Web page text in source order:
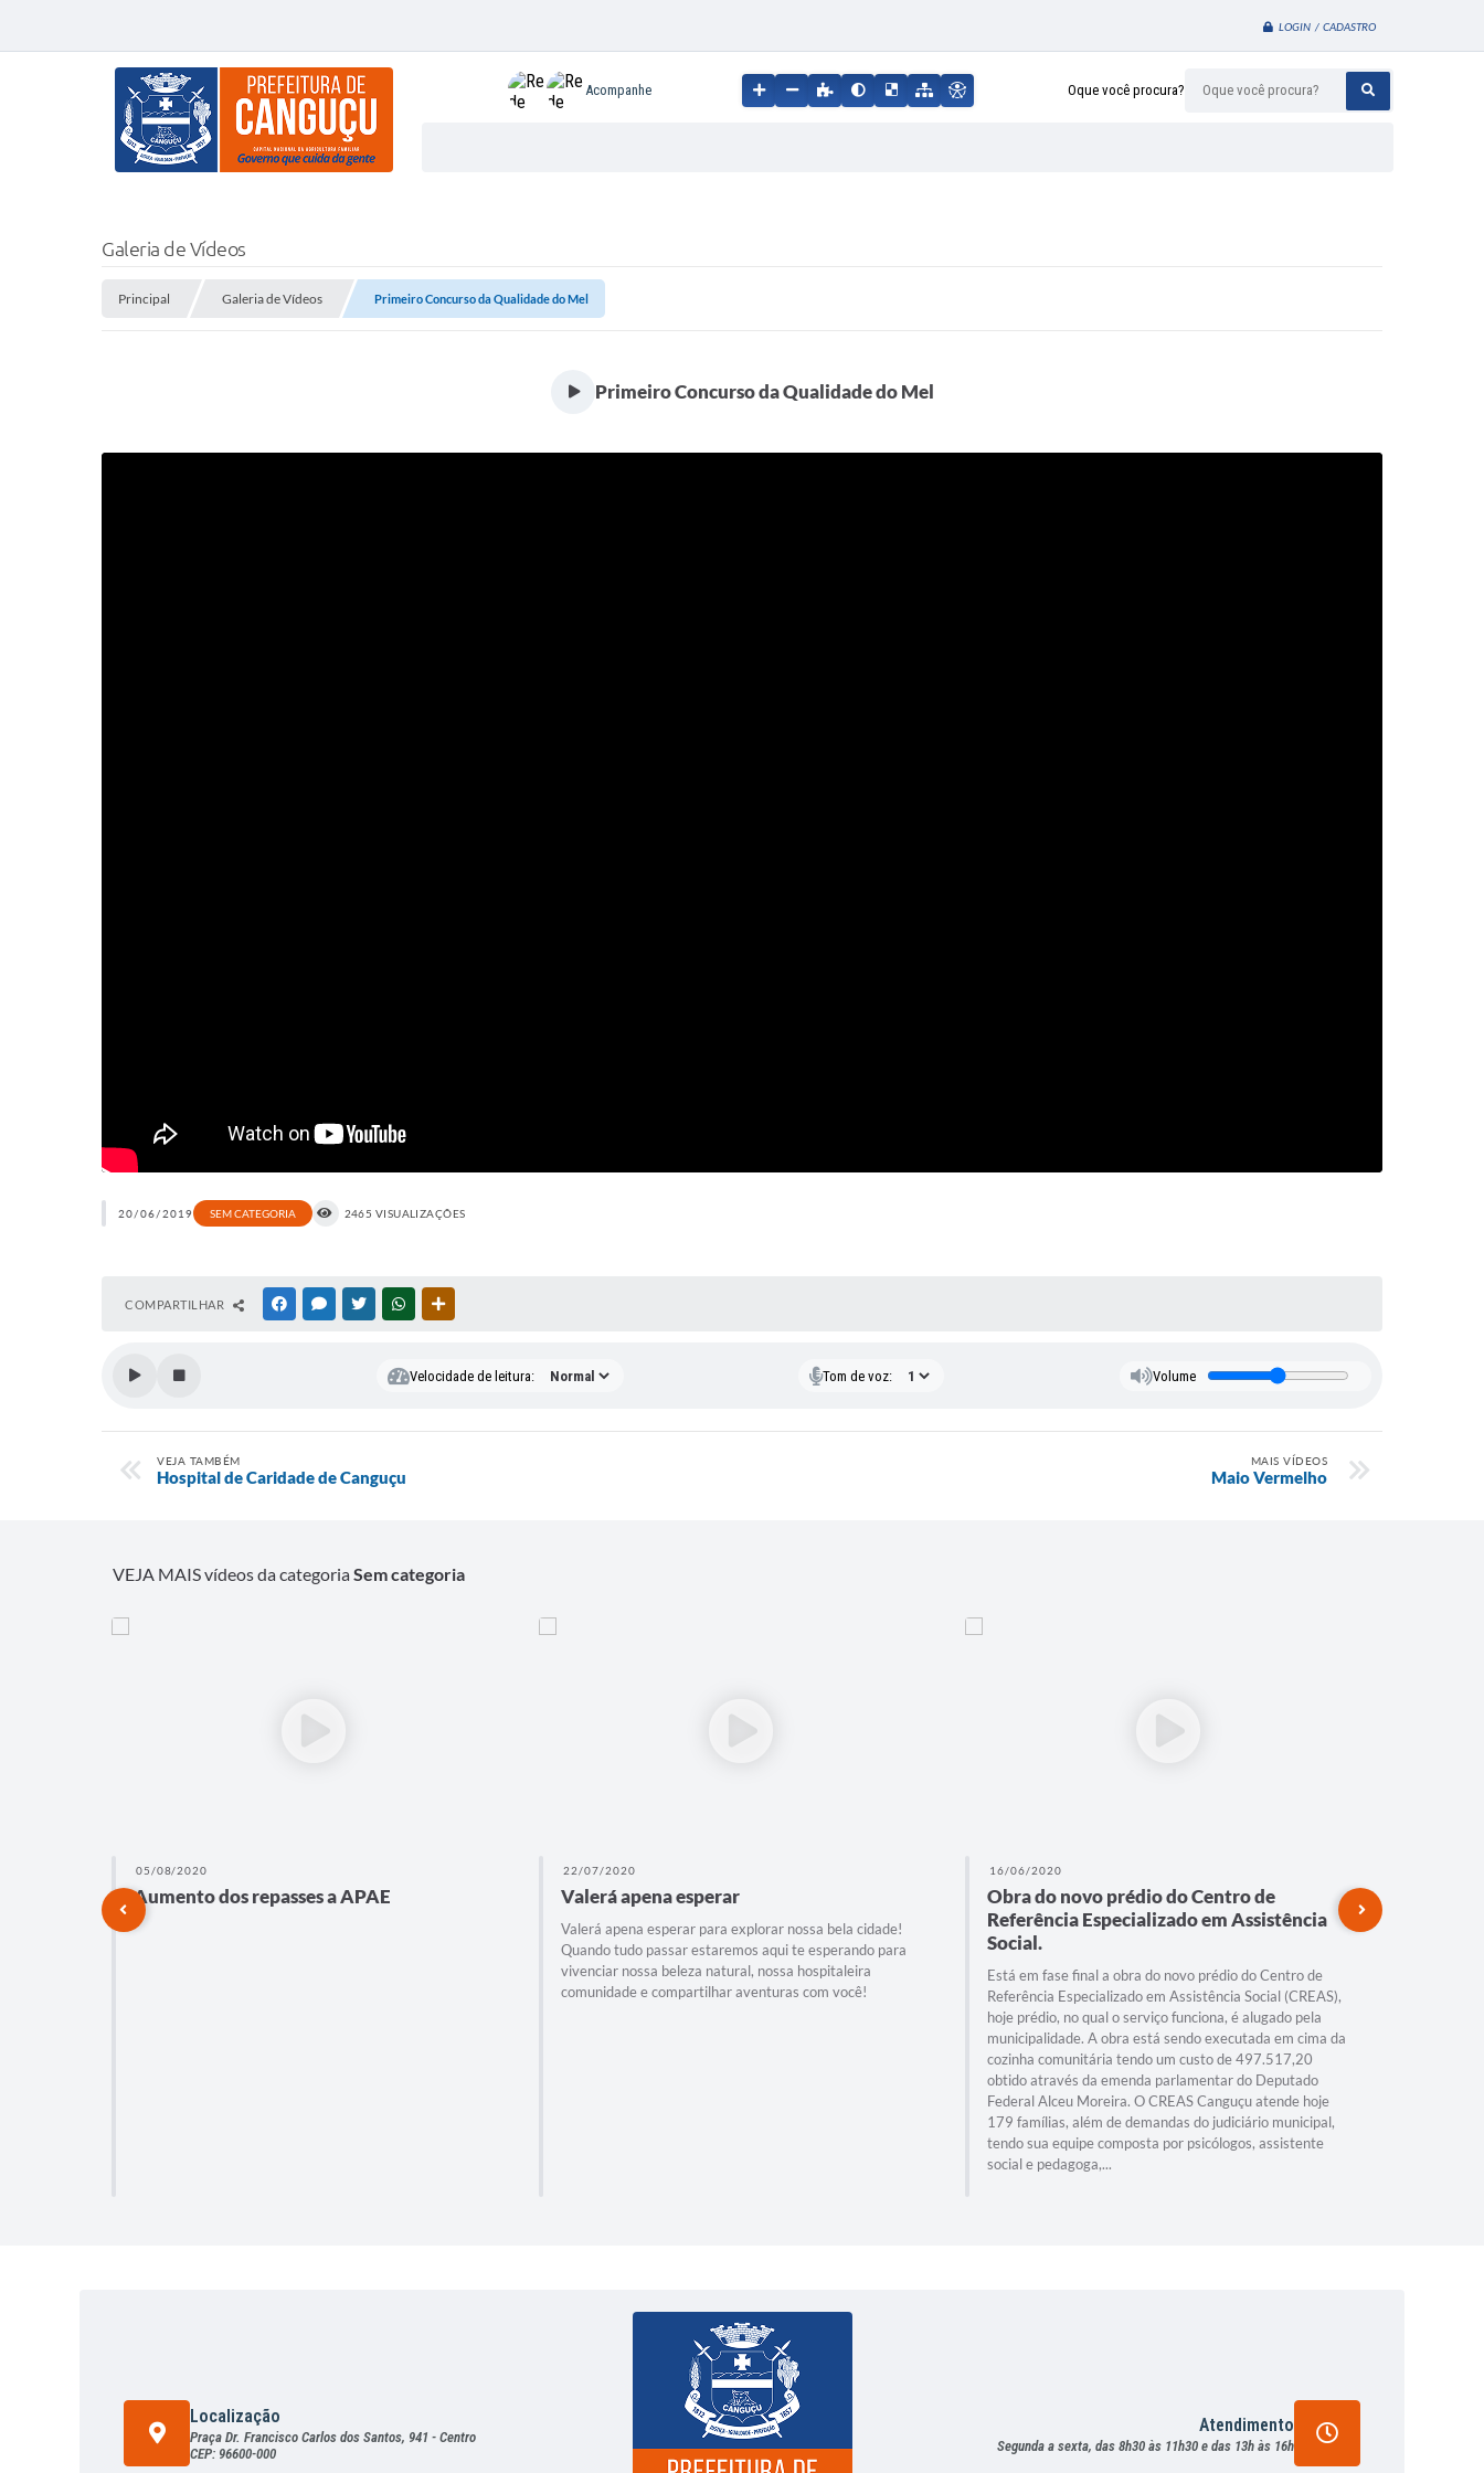
LOGIN / CADASTRO
Oque você procura?
Acompanhe
Galeria de Vídeos
Principal Galeria de Vídeos Primeiro Concurso da Qualidade do Mel
Primeiro Concurso da Qualidade do Mel
20/06/2019 SEM CATEGORIA 2465 VISUALIZAÇÕES
COMPARTILHAR FACEBOOKMESSENGER
TWITTERWHATSAPP
Velocidade de leitura: Tom de voz: Volume
VEJA TAMBÉM
Hospital de Caridade de Canguçu
MAIS VÍDEOS
Maio Vermelho
VEJA MAIS vídeos da categoriaSem categoria
05/08/2020
Aumento dos repasses a APAE
22/07/2020
Valerá apena esperar
Valerá apena esperar para explorar nossa bela cidade!
Quando tudo passar estaremos aqui te esperando para
vivenciar nossa beleza natural, nossa hospitaleira
comunidade e compartilhar aventuras com você!
16/06/2020
Obra do novo prédio do Centro de
Referência Especializado em Assistência
Social.
Está em fase final a obra do novo prédio do Centro de
Referência Especializado em Assistência Social (CREAS),
hoje prédio, no qual o serviço funciona, é alugado pela
municipalidade. A obra está sendo executada em cima da
cozinha comunitária tendo um custo de 497.517,20
obtido através da emenda parlamentar do Deputado
Federal Alceu Moreira. O CREAS Canguçu atende hoje
179 famílias, além de demandas do judiciário municipal,
tendo sua equipe composta por psicólogos, assistente
social e pedagoga,...
Localização
Praça Dr. Francisco Carlos dos Santos, 941 - Centro
CEP: 96600-000
Atendimento
Segunda a sexta, das 8h30 às 11h30 e das 13h às 16h